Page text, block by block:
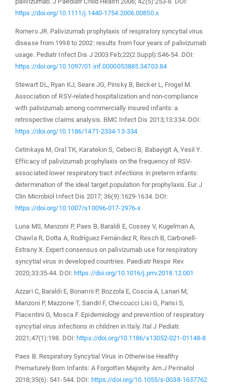
https://doi.org/10.1111/j.1440-1754.2006.00850.x
Romero JR. Palivizumab prophylaxis of respiratory syncytial virus
disease from 1998 to 2002: results from four years of palivizumab
usage. Pediatr Infect Dis J 2003 Feb;22(2 Suppl):S46-54. DOI:
https://doi.org/10.1097/01.inf.0000053885.34703.84
Stewart DL, Ryan KJ, Seare JG, Pinsky B, Becker L, Frogel M.
Association of RSV-related hospitalization and non-compliance
with palivizumab among commercially insured infants: a
retrospective claims analysis. BMC Infect Dis 2013;13:334. DOI:
https://doi.org/10.1186/1471-2334-13-334
Cetinkaya M, Oral TK, Karatekin S, Cebeci B, Babayigit A, Yesil Y.
Efficacy of palivizumab prophylaxis on the frequency of RSV-
associated lower respiratory tract infections in preterm infants:
determination of the ideal target population for prophylaxis. Eur J
Clin Microbiol Infect Dis 2017; 36(9):1629-1634. DOI:
https://doi.org/10.1007/s10096-017-2976-x
Luna MS, Manzoni P, Paes B, Baraldi E, Cossey V, Kugelman A,
Chawla R, Dotta A, Rodríguez Fernández R, Resch B, Carbonell-
Estrany X. Expert consensus on palivizumab use for respiratory
syncytial virus in developed countries. Paediatr Respir Rev.
2020;33:35-44. DOI: https://doi.org/10.1016/j.prrv.2018.12.001
Azzari C, Baraldi E, Bonanni P, Bozzola E, Coscia A, Lanari M,
Manzoni P, Mazzone T, Sandri F, Checcucci Lisi G, Parisi S,
Piacentini G, Mosca F. Epidemiology and prevention of respiratory
syncytial virus infections in children in Italy. Ital J Pediatr.
2021;47(1):198. DOI: https://doi.org/10.1186/s13052-021-01148-8
Paes B. Respiratory Syncytial Virus in Otherwise Healthy
Prematurely Born Infants: A Forgotten Majority. Am J Perinatol
2018;35(6): 541-544. DOI: https://doi.org/10.1055/s-0038-1637762